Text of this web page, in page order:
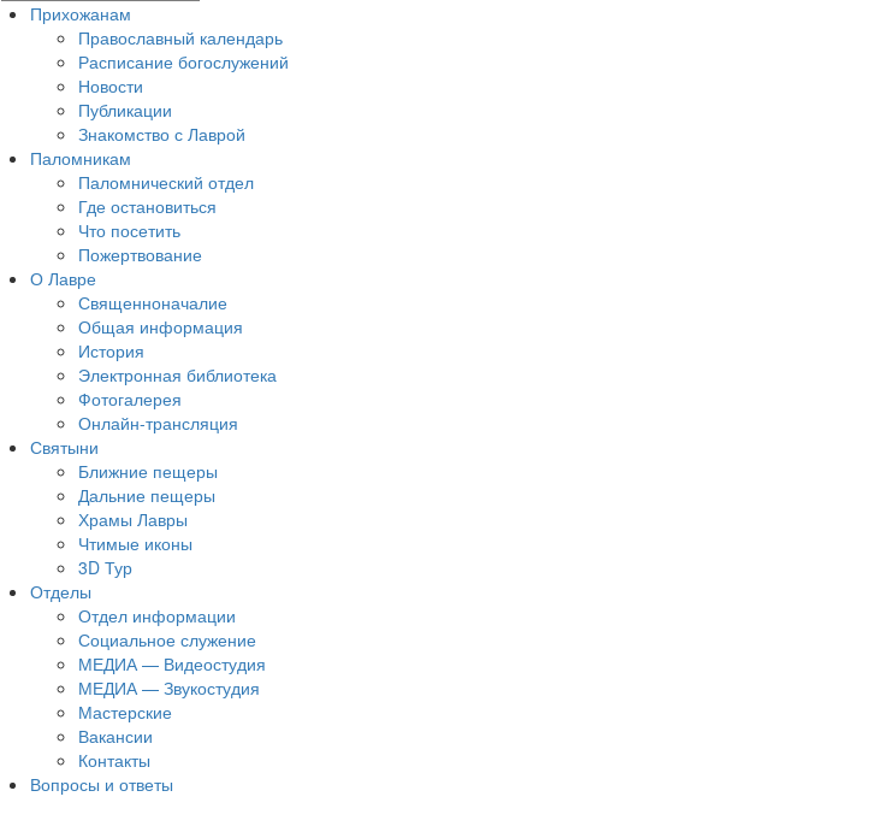
Прихожанам
Православный календарь
Расписание богослужений
Новости
Публикации
Знакомство с Лаврой
Паломникам
Паломнический отдел
Где остановиться
Что посетить
Пожертвование
О Лавре
Священноначалие
Общая информация
История
Электронная библиотека
Фотогалерея
Онлайн-трансляция
Святыни
Ближние пещеры
Дальние пещеры
Храмы Лавры
Чтимые иконы
3D Тур
Отделы
Отдел информации
Социальное служение
МЕДИА — Видеостудия
МЕДИА — Звукостудия
Мастерские
Вакансии
Контакты
Вопросы и ответы